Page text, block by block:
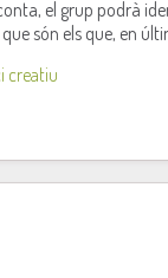
el grup podrà
són els que, en
creatiu